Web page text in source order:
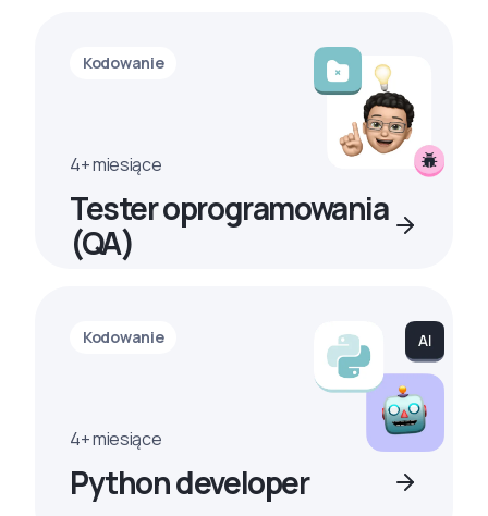
Kodowanie
4+ miesiące
Tester oprogramowania
(QA)
Kodowanie
4+ miesiące
Python developer